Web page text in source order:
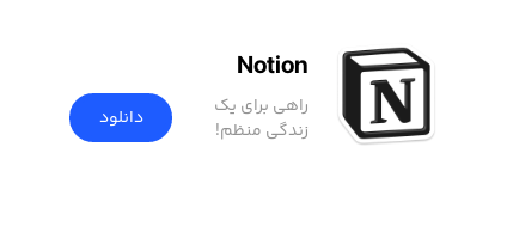
Notion
راهی برای یک
زندگی منظم!
دانلود